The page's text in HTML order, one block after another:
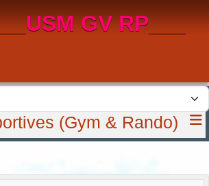
GV RP___
(Gym & Rando)
cookies